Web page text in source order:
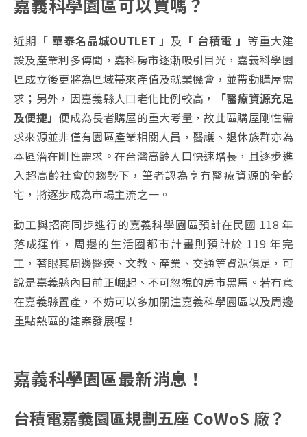
近期 「 華泰名品城OUTLET 」 及 「 台積電 」 等重大建
設及產業利多傳聞，嘉科房市逐漸吸引目光，嘉義科學園
區成立後更將為區域帶來產值及就業機會，並帶動購屋需
求；另外，因嘉義縣人口老化比例較高，
「醫療資源充足
及便捷」 便成為長者購屋的重大考量，故此區購屋剛性需
求來源並非僅有園區產業相關人員，醫護、退休族群亦為
本區潛在剛性需求。在台灣高齡人口快速增長，且逐步進
入超高齡社會的趨勢下，筆者認為享有醫療資源的全齡
宅，將逐步成為市場主流之一。
動工與招商同步進行的嘉義科學園區預計在民國 118 年
落成運作，周邊的生活圈都市計畫則預計於 119 年完
工，著眼其周邊醫療、文教、產業、交通等資源俱足，可
說是嘉義縣內目前正崛起、不可忽視的房市黑馬。若有意
在嘉義縣置產，不妨可以多加關注嘉義科學園區以及周邊
重點熱區的建案發展喔！
嘉義科學園區最新消息！
台積電嘉義園區規劃五座 CoWoS 廠？